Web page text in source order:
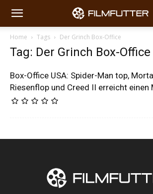
Home Tags Der Grinch Box-Office
Tag: Der Grinch Box-Office
Box-Office USA: Spider-Man top,
Riesenflop und Creed II erreicht einen